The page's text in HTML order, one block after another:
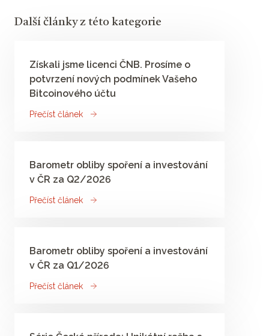
Další články z této kategorie
Získali jsme licenci ČNB. Prosíme o
potvrzení nových podmínek Vašeho
Bitcoinového účtu
Přečíst článek
Barometr obliby spoření a investování
v ČR za Q2/2026
Přečíst článek
Barometr obliby spoření a investování
v ČR za Q1/2026
Přečíst článek